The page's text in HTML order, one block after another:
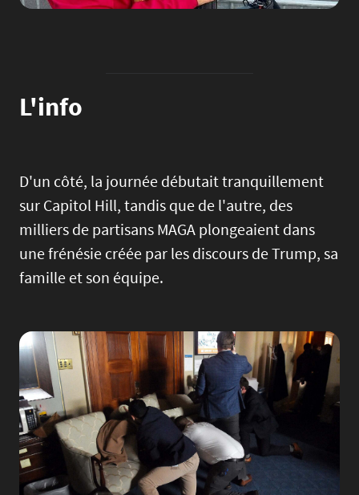
L'info
D'un côté, la journée débutait tranquillement
sur Capitol Hill, tandis que de l'autre, des
milliers de partisans MAGA plongeaient dans
une frénésie créée par les discours de Trump, sa
famille et son équipe.
Image